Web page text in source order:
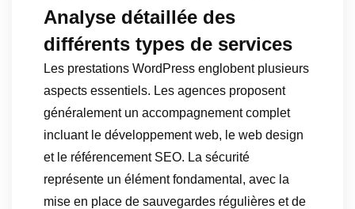
Analyse détaillée des
différents types de services
Les prestations WordPress englobent plusieurs
aspects essentiels. Les agences proposent
généralement un accompagnement complet
incluant le développement web, le web design
et le référencement SEO. La sécurité
représente un élément fondamental, avec la
mise en place de sauvegardes régulières et de